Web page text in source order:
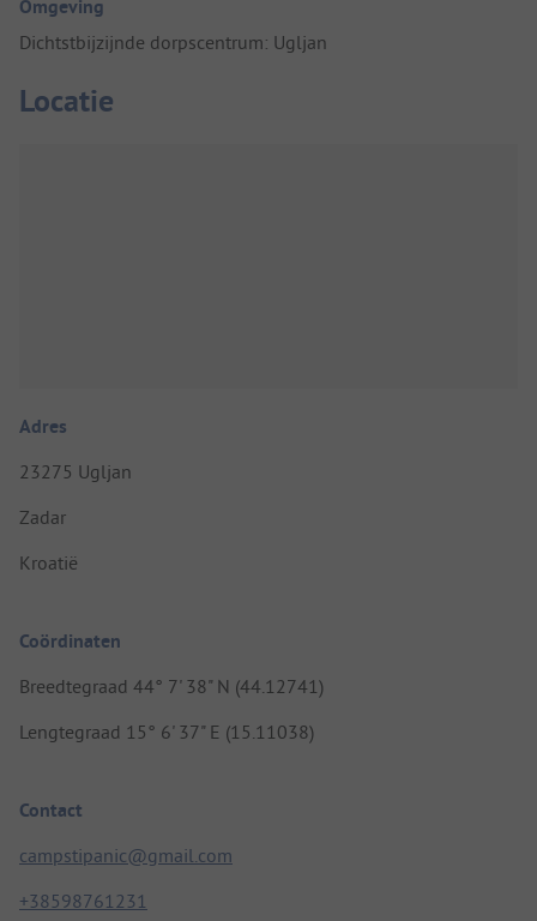
Omgeving
Dichtstbijzijnde dorpscentrum: Ugljan
Locatie
Adres
23275 Ugljan
Zadar
Kroatië
Coördinaten
Breedtegraad 44° 7' 38" N (44.12741)
Lengtegraad 15° 6' 37" E (15.11038)
Contact
campstipanic@gmail.com
+38598761231